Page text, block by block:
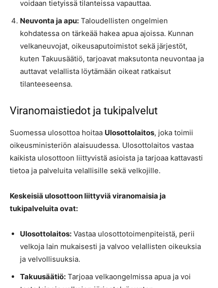
voidaan tietyissä tilanteissa vapauttaa.
Neuvonta ja apu: Taloudellisten ongelmien
kohdatessa on tärkeää hakea apua ajoissa. Kunnan
velkaneuvojat, oikeusaputoimistot sekä järjestöt,
kuten Takuusäätiö, tarjoavat maksutonta neuvontaa ja
auttavat velallista löytämään oikeat ratkaisut
tilanteeseensa.
Viranomaistiedot ja tukipalvelut
Suomessa ulosottoa hoitaa Ulosottolaitos, joka toimii
oikeusministeriön alaisuudessa. Ulosottolaitos vastaa
kaikista ulosottoon liittyvistä asioista ja tarjoaa kattavasti
tietoa ja palveluita velallisille sekä velkojille.
Keskeisiä ulosottoon liittyviä viranomaisia ja
tukipalveluita ovat:
Ulosottolaitos: Vastaa ulosottotoimenpiteistä, perii
velkoja lain mukaisesti ja valvoo velallisten oikeuksia
ja velvollisuuksia.
Takuusäätiö: Tarjoaa velkaongelmissa apua ja voi